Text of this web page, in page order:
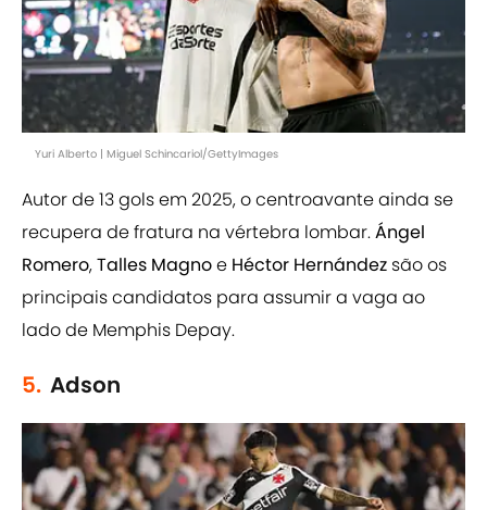
Yuri Alberto | Miguel Schincariol/GettyImages
Autor de 13 gols em 2025, o centroavante ainda se
recupera de fratura na vértebra lombar.Ángel
Romero,Talles Magnoe Héctor Hernández são os
principais candidatos para assumir a vaga ao
lado de Memphis Depay.
5. Adson